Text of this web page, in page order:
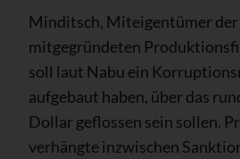
Minditsch, Miteigentümer der
mitgegründeten
soll laut Nabu ein
aufgebaut haben, über das
Dollar geflossen sein sollen.
verhängte inzwischen